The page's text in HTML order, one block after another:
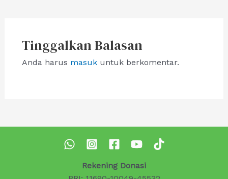
Tinggalkan Balasan
Anda harus masukuntuk berkomentar.
Rekening Donasi